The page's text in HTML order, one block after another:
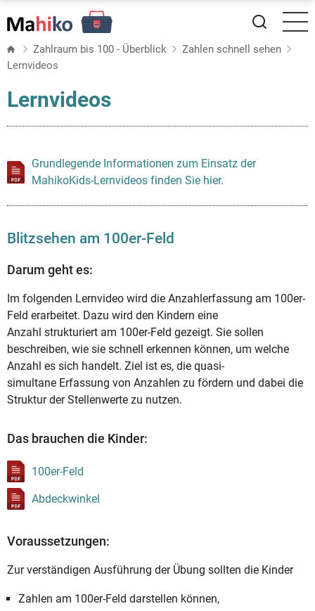
zum
Inhalt Zahlraum bis 100 - Überblick
Zahlen schnell sehen
Lernvideos
Lernvideos
Grundlegende Informationen zum Einsatz der
MahikoKids-Lernvideos finden Sie hier.
Blitzsehen am 100er-Feld
Darum geht es:
Im folgenden Lernvideo wird die Anzahlerfassung am 100er-
Feld erarbeitet. Dazu wird den Kindern eine
Anzahl strukturiert am 100er-Feld gezeigt. Sie sollen
beschreiben, wie sie schnell erkennen können, um welche
Anzahl es sich handelt. Ziel ist es, die quasi-
simultane Erfassung von Anzahlen zu fördern und dabei die
Struktur der Stellenwerte zu nutzen.
Das brauchen die Kinder:
100er-Feld
Abdeckwinkel
Voraussetzungen:
Zur verständigen Ausführung der Übung sollten die Kinder
Zahlen am 100er-Feld darstellen können,